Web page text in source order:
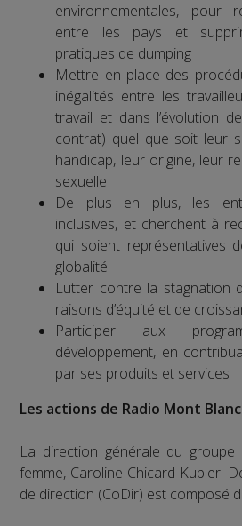
environnementales, pour
entre les pays et
pratiques de dumping
Mettre en place des
inégalités entre les
travail et dans l’évolution
contrat) quel que soit leur
handicap, leur origine, leur
sexuelle
De plus en plus, les
inclusives, et cherchent à
qui soient représentatives
globalité
Lutter contre la stagnation
raisons d’équité et de
Participer aux
développement, en
par ses produits et services
Les actions de Radio Mont Blanc
La direction générale du
femme, Caroline Chicard-Kubler.
de direction (CoDir) est composé